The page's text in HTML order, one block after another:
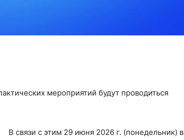
мероприятий будут проводиться
В связи с этим 29 июня 2026 г. (понедельник) в